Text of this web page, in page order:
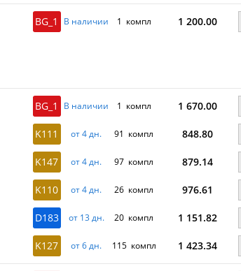
BG_1 В наличии 1 компл 1 200.00
BG_1 В наличии 1 компл 1 670.00
K111 от 4 дн. 91 компл 848.80
K147 от 4 дн. 97 компл 879.14
K110 от 4 дн. 26 компл 976.61
D183 от 13 дн. 20 компл 1 151.82
K127 от 6 дн. 115 компл 1 423.34